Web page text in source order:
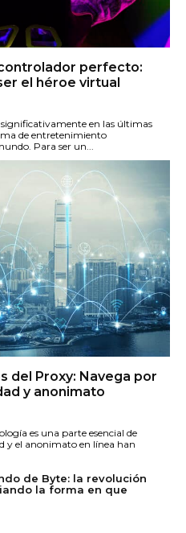
perfecto:
el héroe virtual
en las últimas
de entretenimiento
Para ser un...
del Proxy: Navega por
y anonimato
es una parte esencial de
y el anonimato en línea han
de Byte: la revolución
la forma en que